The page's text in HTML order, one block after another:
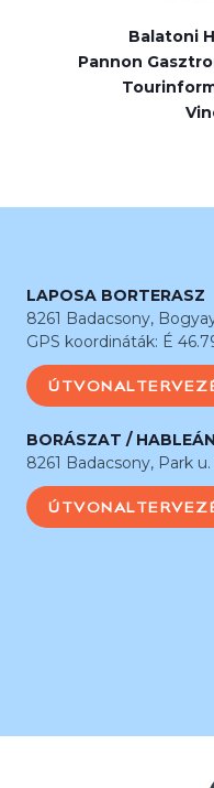
Balatoni
Pannon
LAPOSA BORTERASZ
8261 Badacsony,
GPS koordináták: É
BORÁSZAT /
8261 Badacsony, Park u.